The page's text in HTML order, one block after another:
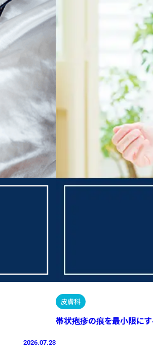
2026.07.23
皮膚科
帯状疱疹の痕を最小限にす